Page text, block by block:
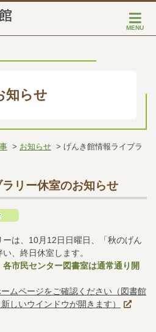
MENU
知らせ
お知らせ
げんき館情報ライブラ
リー休室のお知らせ
は、10月12日日曜日、「秋のげん
、終日休室します。
市民センター図書室は通常通り開
ムページをご確認ください（図書館
しいウインドウが開きます）